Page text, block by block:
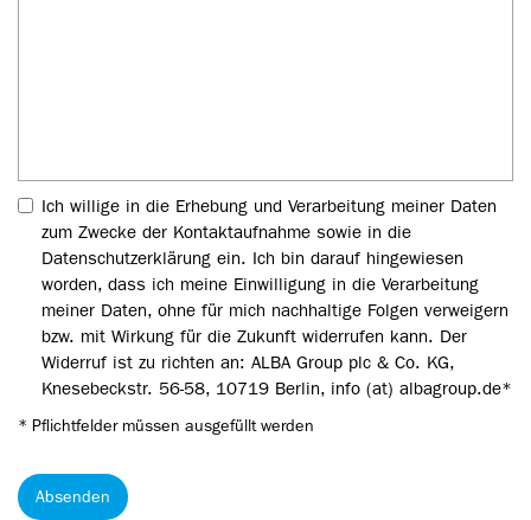
Ich willige in die Erhebung und Verarbeitung meiner Daten
zum Zwecke der Kontaktaufnahme sowie in die
Datenschutzerklärung ein. Ich bin darauf hingewiesen
worden, dass ich meine Einwilligung in die Verarbeitung
meiner Daten, ohne für mich nachhaltige Folgen verweigern
bzw. mit Wirkung für die Zukunft widerrufen kann. Der
Widerruf ist zu richten an: ALBA Group plc & Co. KG,
Knesebeckstr. 56-58, 10719 Berlin, info (at) albagroup.de*
* Pflichtfelder müssen ausgefüllt werden
Absenden